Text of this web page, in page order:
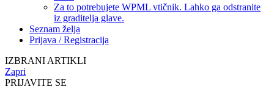
Za to potrebujete WPML vtičnik. Lahko ga odstranite
iz graditelja glave.
Seznam želja
Prijava / Registracija
IZBRANI ARTIKLI
Zapri
PRIJAVITE SE